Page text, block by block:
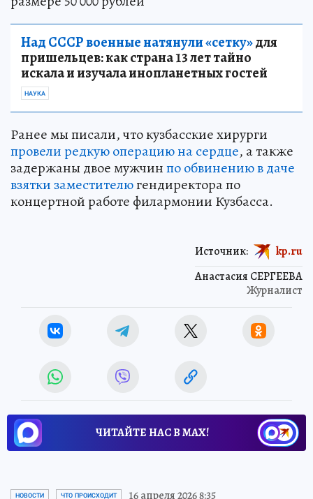
Над СССР военные натянули «сетку»для
пришельцев: как страна 13 лет тайно
искала и изучала инопланетных гостей
НАУКА
Ранее мы писали, что кузбасские хирурги
провели редкую операцию на сердце, а также
задержаны двое мужчинпо обвинению в даче
взятки заместителюгендиректора по
концертной работе филармонии Кузбасса.
Анастасия СЕРГЕЕВА
Журналист
Источник: kp.ru
ЧИТАЙТЕ НАС В МАХ!
НОВОСТИ ЧТО ПРОИСХОДИТ 16 апреля 2026 8:35